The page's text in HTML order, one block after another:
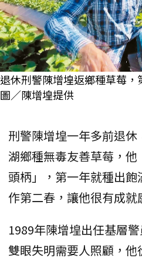
退休刑警陳增堭返鄉種草莓，
圖／陳增堭提供
刑警陳增堭一年多前退休
湖鄉種無毒友善草莓，
頭柄」，第一年就種出
作第二春，讓他很有成就
1989年陳增堭出任基層
雙眼失明需要人照顧，